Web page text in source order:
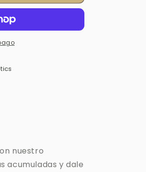
nuestro
acumuladas y dale